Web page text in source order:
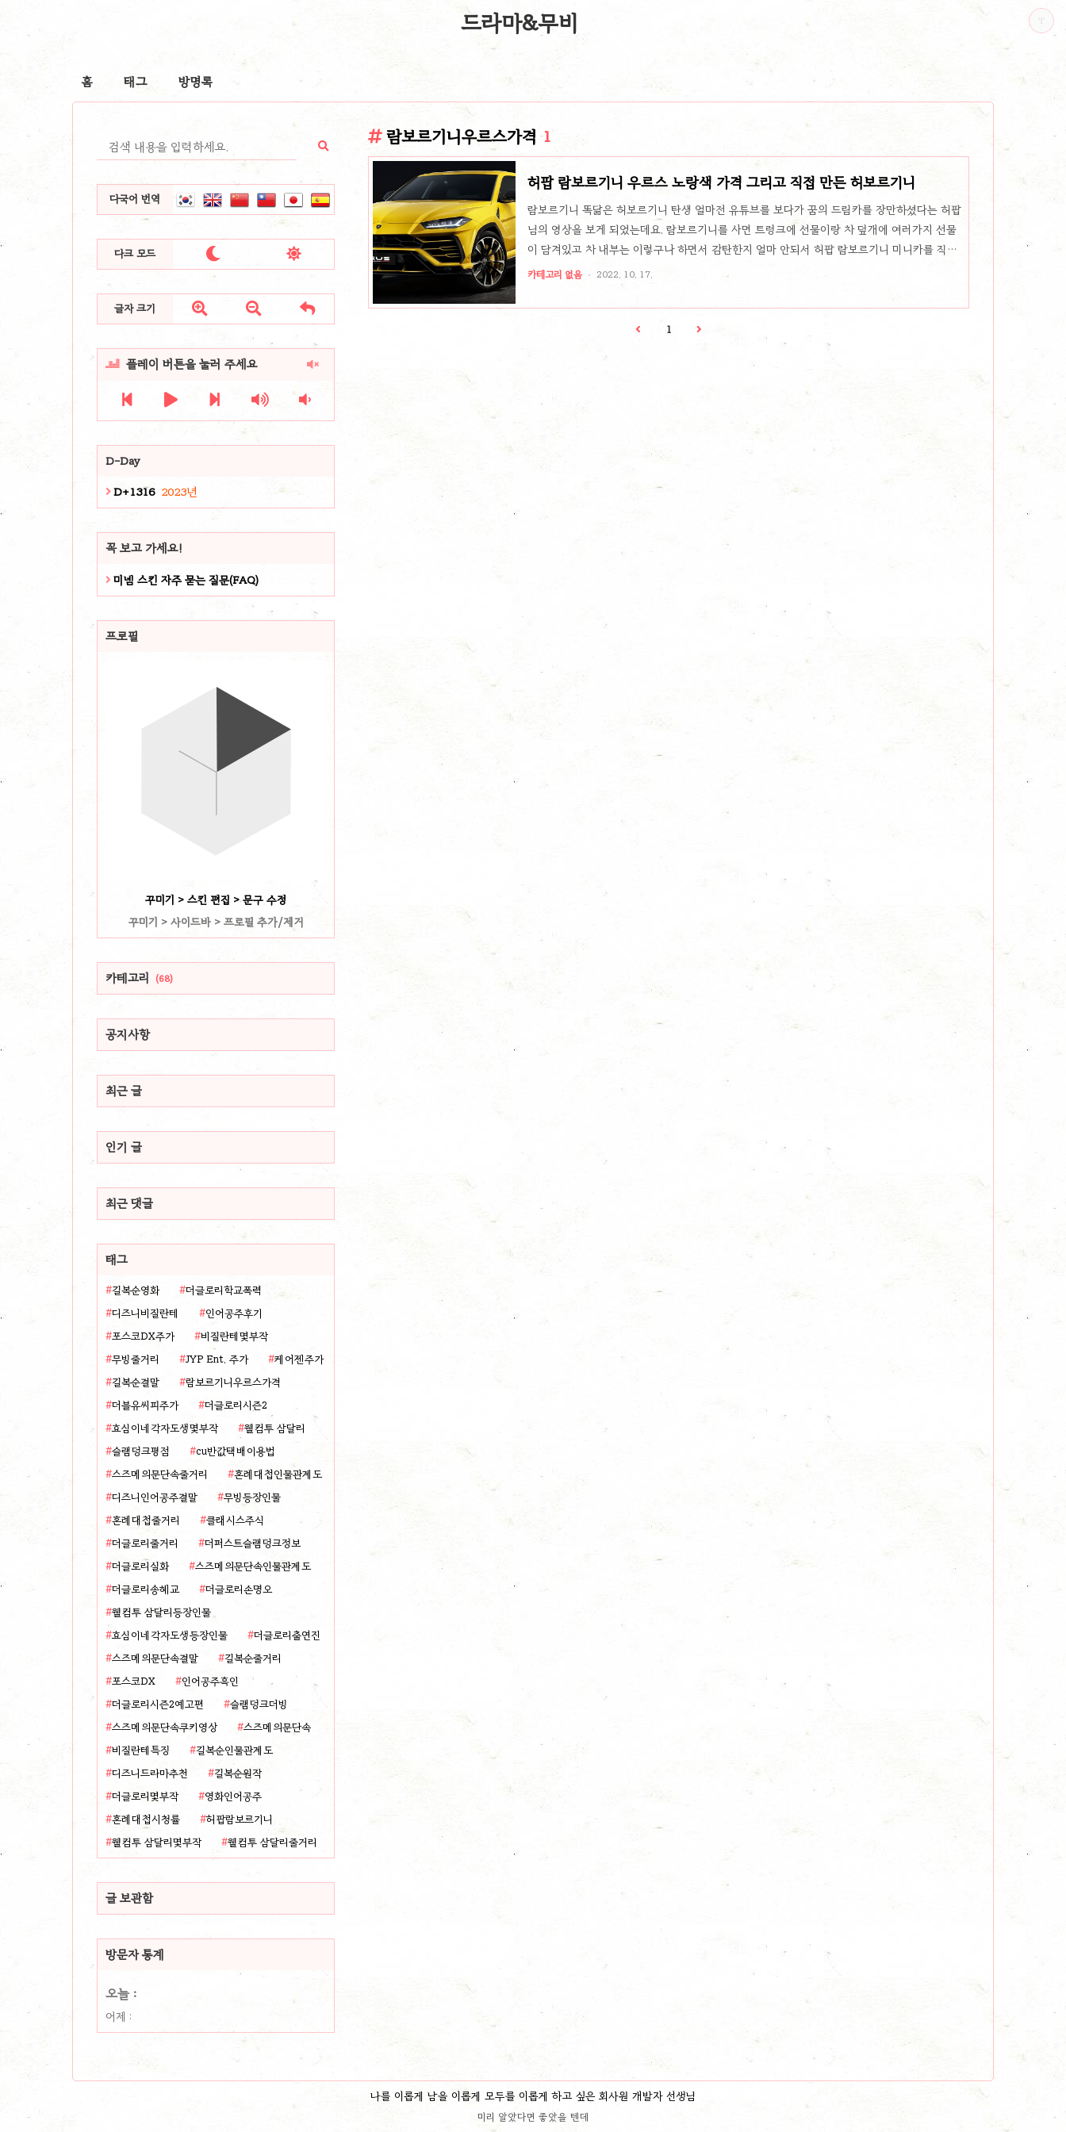
드라마&무비
홈 태그 방명록
다국어 번역
다크 모드  
글자 크기   
 플레이 버튼을 눌러 주세요 
    
D-Day
D+1316 2023년
꼭 보고 가세요!
미넴 스킨 자주 묻는 질문(FAQ)
프로필
꾸미기 > 스킨 편집 > 문구 수정
꾸미기 > 사이드바 > 프로필 추가/제거
카테고리 (68)
공지사항
최근 글
인기 글
최근 댓글
태그
길복순영화
더글로리학교폭력
디즈니비질란테
인어공주후기
포스코DX주가
비질란테몇부작
무빙줄거리
JYP Ent. 주가
케어젠주가
길복순결말
람보르기니우르스가격
더블유씨피주가
더글로리시즌2
효심이네각자도생몇부작
웰컴투 삼달리
슬램덩크평점
cu반값택배이용법
스즈메의문단속줄거리
혼례대첩인물관계도
디즈니인어공주결말
무빙등장인물
혼례대첩줄거리
클래시스주식
더글로리줄거리
더퍼스트슬램덩크정보
더글로리실화
스즈메의문단속인물관계도
더글로리송혜교
더글로리손명오
웰컴투 삼달리등장인물
효심이네각자도생등장인물
더글로리출연진
스즈메의문단속결말
길복순줄거리
포스코DX
인어공주흑인
더글로리시즌2예고편
슬램덩크더빙
스즈메의문단속쿠키영상
스즈메의문단속
비질란테특징
길복순인물관계도
디즈니드라마추천
길복순원작
더글로리몇부작
영화인어공주
혼례대첩시청률
허팝람보르기니
웰컴투 삼달리몇부작
웰컴투 삼달리줄거리
글 보관함
방문자 통계
오늘 :
어제 :
람보르기니우르스가격 1
허팝 람보르기니 우르스 노랑색 가격 그리고 직접 만든 허보르기니
람보르기니 똑닮은 허보르기니 탄생 얼마전 유튜브를 보다가 꿈의 드림카를 장만하셨다는 허팝
님의 영상을 보게 되었는데요. 람보르기니를 사면 트렁크에 선물이랑 차 덮개에 여러가지 선물
이 담겨있고 차 내부는 이렇구나 하면서 감탄한지 얼마 안되서 허팝 람보르기니 미니카를 직접
만드는 영상이 올라오더라고요. 보면서 저 도안을 만든 다는 것 자체가 신기하면서 재미있기도
했는데요. 기존에 가지고 있던 미니카에 람보르기니 노랑색 모양을 그대로 만들어 씌워서 만들
었어요. 상자에 도안을 그리고 테이핑하고 도색하고 정성이 어마무시하게 들어가더라고요. 조립
하고 위에 허보르기니 마크까지 부착해 주시는 모습에 정말 애정이 대단하다는 생각이 들었습니
다. 꿈의 드림카 람보르기니 우르스 가격 람보르기니는 슈퍼카를 대표하고 있는 4대 브..
카테고리 없음 2022. 10. 17.
1
나를 이롭게 남을 이롭게 모두를 이롭게 하고 싶은 회사원 개발자 선생님
미리 알았다면 좋았을 텐데